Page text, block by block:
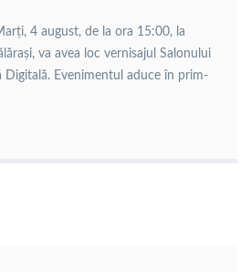
4 august, de la ora 15:00, la
va avea loc vernisajul Salonului
Digitală. Evenimentul aduce în prim-
ocazia de a descoperi